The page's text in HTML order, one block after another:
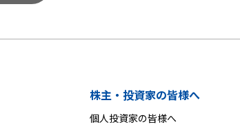
株主・投資家の皆様へ
個人投資家の皆様へ